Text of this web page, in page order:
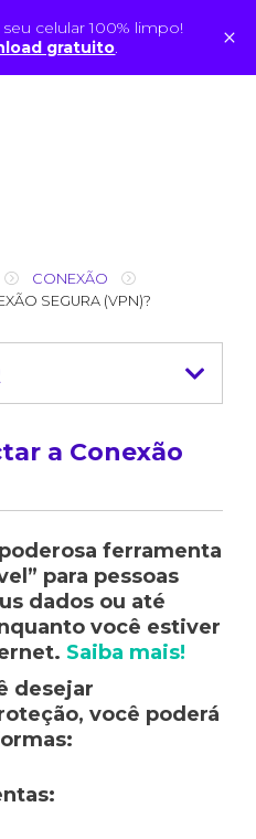
celular 100% limpo!
gratuito. ×
CONEXÃO
SEGURA (VPN)?
a Conexão
ferramenta
” para pessoas
dados ou até
você estiver
Saiba mais!
desejar
você poderá